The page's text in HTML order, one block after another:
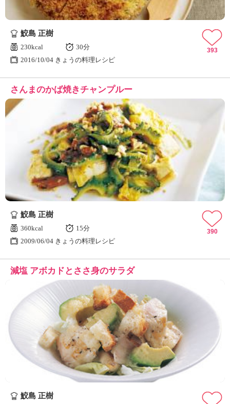
鮫島 正樹
230kcal
30分
2016/10/04 きょうの料理レシピ
393
さんまのかば焼きチャンプルー
鮫島 正樹
360kcal
15分
2009/06/04 きょうの料理レシピ
390
減塩 アボカドとささ身のサラダ
鮫島 正樹